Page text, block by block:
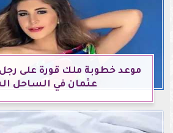
موعد خطوبة ملك قورة على
عثمان في الساحل